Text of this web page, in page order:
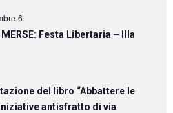
6
MERSE: Festa Libertaria – IIIa
del libro “Abbattere le
antisfratto di via